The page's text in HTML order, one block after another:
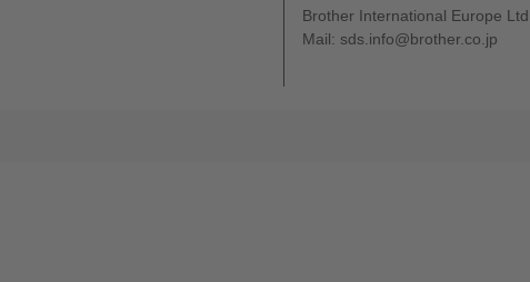
Brother International Europe
Mail: sds.info@brother.co.jp